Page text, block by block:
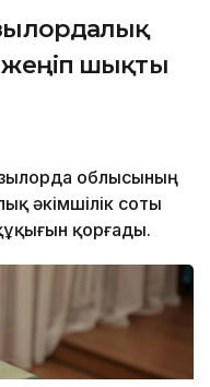
жеңіп шықты
облысының
әкімшілік соты
қорғады.